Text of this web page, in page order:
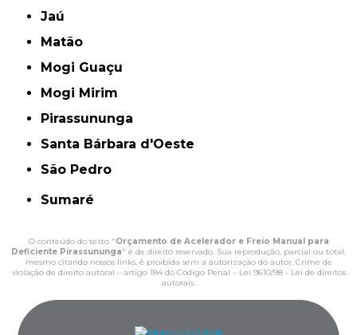
Jaú
Matão
Mogi Guaçu
Mogi Mirim
Pirassununga
Santa Bárbara d'Oeste
São Pedro
Sumaré
O conteúdo do texto "Orçamento de Acelerador e Freio Manual para
Deficiente Pirassununga" é de direito reservado. Sua reprodução, parcial ou total,
mesmo citando nossos links, é proibida sem a autorização do autor. Crime de
violação de direito autoral – artigo 184 do Código Penal – Lei 9610/98 - Lei de direitos
autorais.